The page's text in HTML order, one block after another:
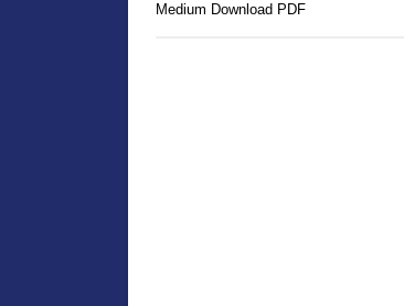
Medium Download PDF